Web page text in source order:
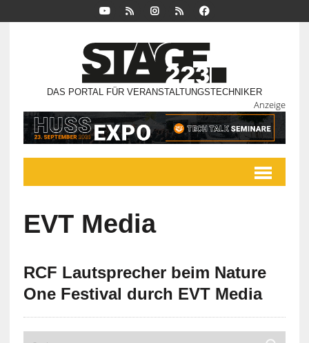
DAS PORTAL FÜR VERANSTALTUNGSTECHNIKER
Anzeige
EVT Media
RCF Lautsprecher beim Nature
One Festival durch EVT Media